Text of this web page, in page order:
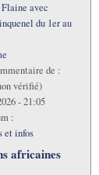
avec
du 1er au
de :
vérifié)
- 21:05
:
et infos
africaines